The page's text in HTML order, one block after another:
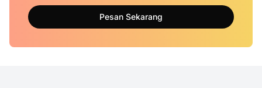
Pesan Sekarang